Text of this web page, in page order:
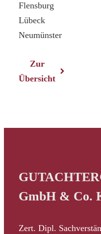
Flensburg
Lübeck
Neumünster
Zur
Übersicht
GmbH & Co.
Zert. Dipl.